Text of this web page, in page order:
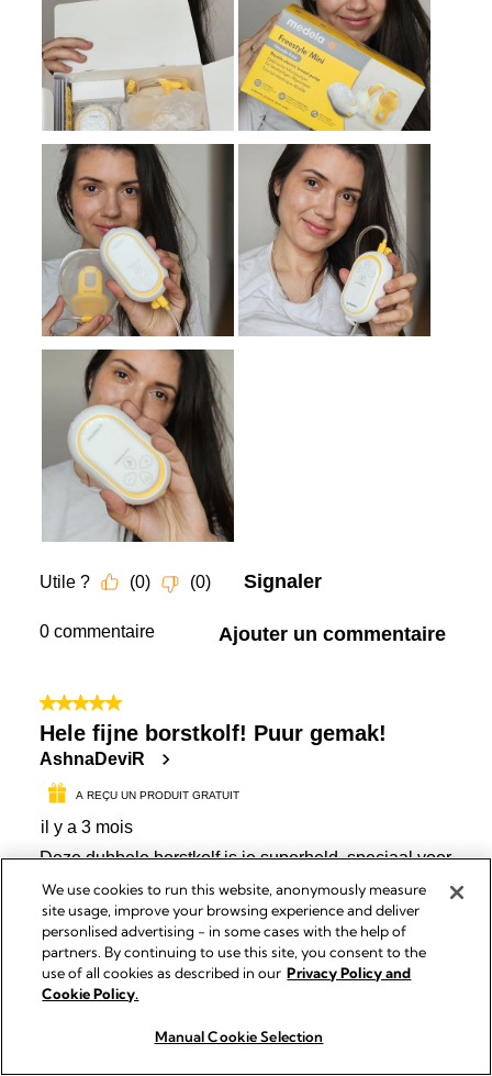
We use cookies to run this website, anonymously measure
site usage, improve your browsing experience and deliver
personlised advertising - in some cases with the help of
partners. By continuing to use this site, you consent to the
use of all cookies as described in our Privacy Policy and
Cookie Policy.
Manual Cookie Selection